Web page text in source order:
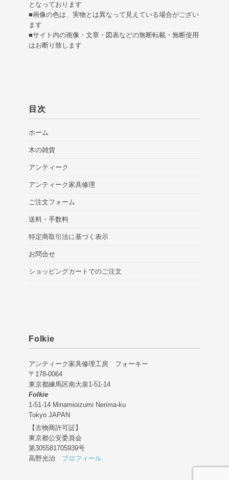
となっております
■画像の色は、実物とは異なって見えている場合がござい
ます
■サイト内の画像・文章・図表などの無断転載・無断使用
はお断り致します
目次
ホーム
木の雑貨
アンティーク
アンティーク家具修理
ご注文フォーム
送料・手数料
特定商取引法に基づく表示
お問合せ
ショッピングカートでのご注文
Folkie
アンティーク家具修理工房 フォーキー
〒178-0064
東京都練馬区南大泉1-51-14
Folkie
1-51-14 Minamioizumi Nerima-ku
Tokyo JAPAN
【古物商許可証】
東京都公安委員会
第305581705939号
高野光治 プロフィール